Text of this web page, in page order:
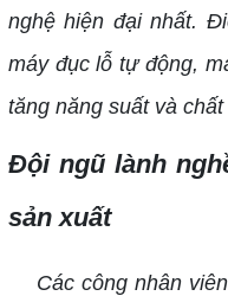
nghệ hiện đại nhất.
máy đục lỗ tự động,
tăng năng suất và
Đội ngũ lành
sản xuất
Các công nhân